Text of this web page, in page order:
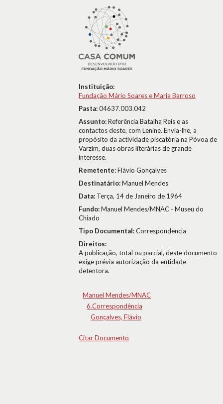
Instituição:
Fundação Mário Soares e Maria Barroso
Pasta:04637.003.042
Assunto:Referência Batalha Reis e as
contactos deste, com Lenine. Envia-lhe, a
propósito da actividade piscatória na Póvoa de
Varzim, duas obras literárias de grande
interesse.
Remetente:Flávio Gonçalves
Destinatário:Manuel Mendes
Data: Terça, 14 de Janeiro de 1964
Fundo:Manuel Mendes/MNAC - Museu do
Chiado
Tipo Documental:Correspondencia
Direitos:
A publicação, total ou parcial, deste documento
exige prévia autorização da entidade
detentora.
Manuel Mendes/MNAC
6.Correspondência
Gonçalves, Flávio
Citar Documento